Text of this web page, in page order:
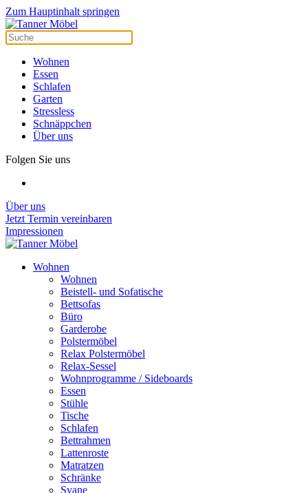
Cookie-Einstellungen
Zum Hauptinhalt springen
Wohnen
Essen
Schlafen
Garten
Stressless
Schnäppchen
Über uns
Folgen Sie uns
Über uns
Jetzt Termin vereinbaren
Impressionen
Wohnen
Wohnen
Beistell- und Sofatische
Bettsofas
Büro
Garderobe
Polstermöbel
Relax Polstermöbel
Relax-Sessel
Wohnprogramme / Sideboards
Essen
Stühle
Tische
Schlafen
Bettrahmen
Lattenroste
Matratzen
Schränke
Svane